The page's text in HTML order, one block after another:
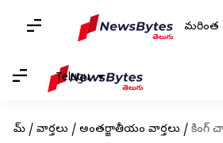
మరింత
Telugu
హోమ్ / వార్తలు / అంతర్జాతీయం వార్తలు / కింగ్ చార్లెస్-